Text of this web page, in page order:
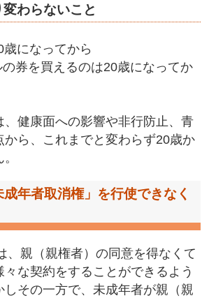
わらないこと
になってから
券を買えるのは20歳になってか
健康面への影響や非行防止、青
から、これまでと変わらず20歳か
年者取消権」を行使できなく
、親（親権者）の同意を得なくて
々な契約をすることができるよう
しその一方で、未成年者が親（親